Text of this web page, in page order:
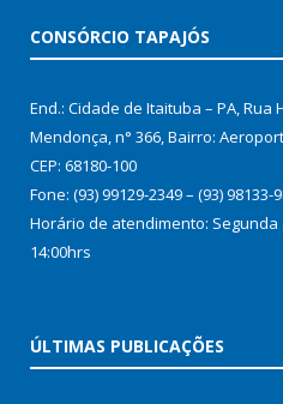
CONSÓRCIO TAPAJÓS
End.: Cidade de Itaituba – PA, Rua
Mendonça, n° 366, Bairro:
CEP: 68180-100
Fone: (93) 99129-2349 – (93) 98133-
Horário de atendimento: Segunda
14:00hrs
ÚLTIMAS PUBLICAÇÕES